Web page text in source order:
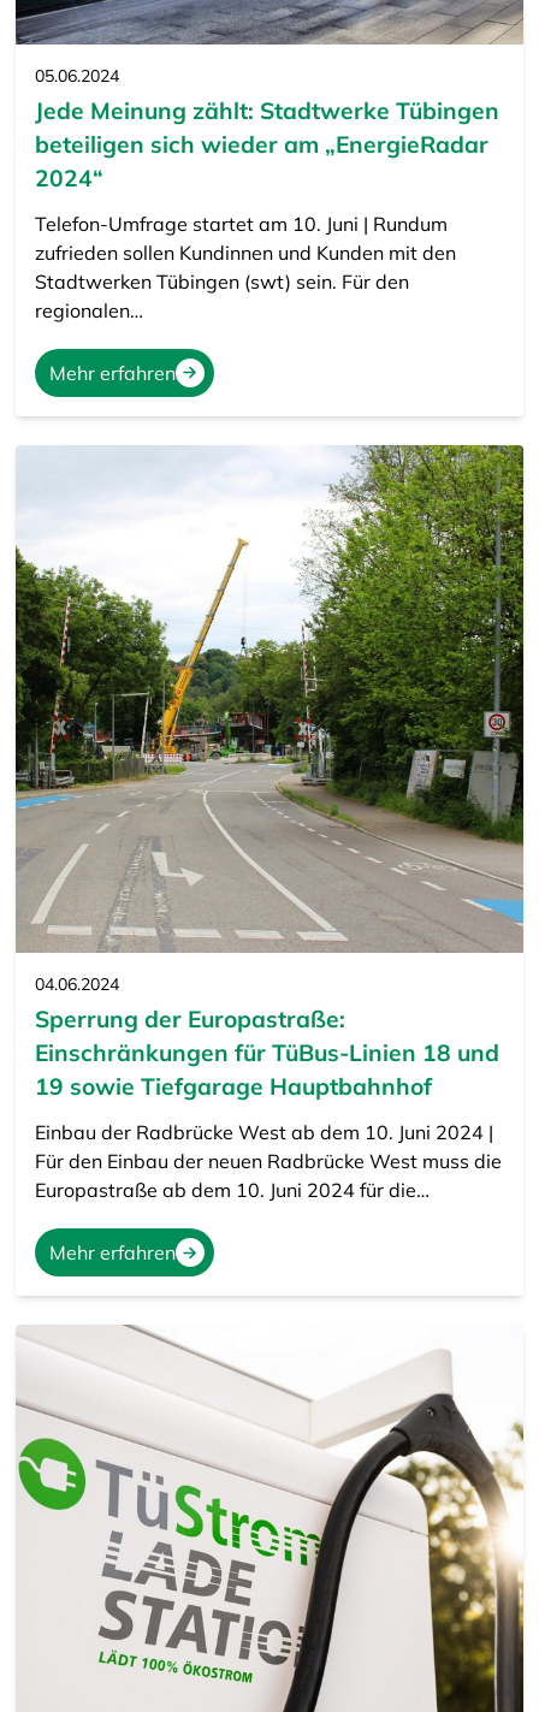
05.06.2024
Jede Meinung zählt: Stadtwerke Tübingen
beteiligen sich wieder am „EnergieRadar
2024“
Telefon-Umfrage startet am 10. Juni | Rundum
zufrieden sollen Kundinnen und Kunden mit den
Stadtwerken Tübingen (swt) sein. Für den
regionalen…
Mehr erfahren
04.06.2024
Sperrung der Europastraße:
Einschränkungen für TüBus-Linien 18 und
19 sowie Tiefgarage Hauptbahnhof
Einbau der Radbrücke West ab dem 10. Juni 2024 |
Für den Einbau der neuen Radbrücke West muss die
Europastraße ab dem 10. Juni 2024 für die…
Mehr erfahren